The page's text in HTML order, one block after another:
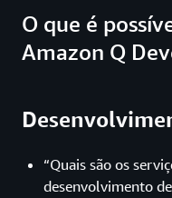
O que é
Amazon Q
“Quais são os
desenvolvimento